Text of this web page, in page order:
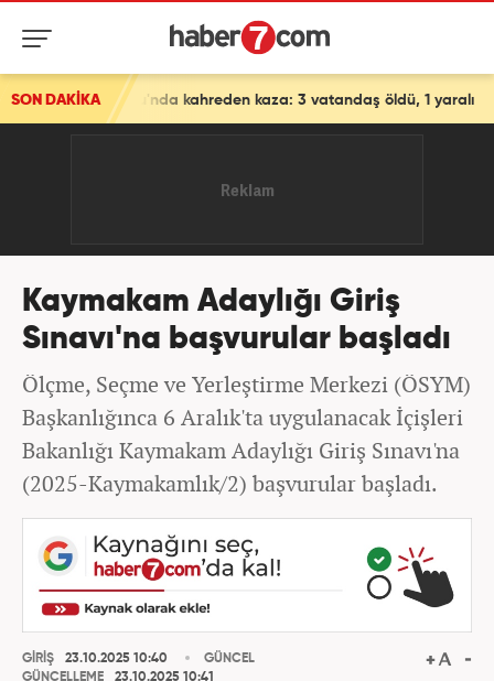
SON DAKİKAkahreden kaza: 3 vatandaş öldü, 1 yaralı
Kaymakam Adaylığı Giriş
Sınavı'na başvurular başladı
Ölçme, Seçme ve Yerleştirme Merkezi (ÖSYM)
Başkanlığınca 6 Aralık'ta uygulanacak İçişleri
Bakanlığı Kaymakam Adaylığı Giriş Sınavı'na
(2025-Kaymakamlık/2) başvurular başladı.
GİRİŞ
23.10.2025 10:40
GÜNCELLEME
23.10.2025 10:41
GÜNCEL